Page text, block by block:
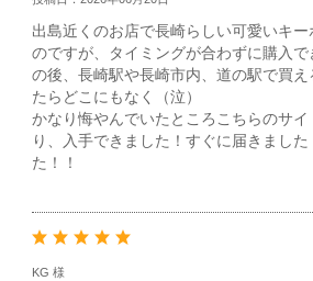
出島近くのお店で長崎らしい可愛いキ
のですが、タイミングが合わずに購入
の後、長崎駅や長崎市内、道の駅で買
たらどこにもなく（泣）
かなり悔やんでいたところこちらのサ
り、入手できました！すぐに届きまし
た！！
KG 様